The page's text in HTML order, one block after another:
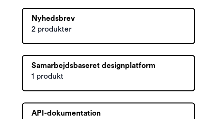
Nyhedsbrev
2 produkter
Samarbejdsbaseret designplatform
1 produkt
API-dokumentation